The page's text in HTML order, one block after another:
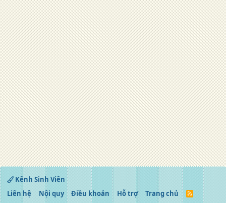
Kênh Sinh Viên
Liên hệ
Nội quy Điều khoản Hỗ trợ Trang chủ
R